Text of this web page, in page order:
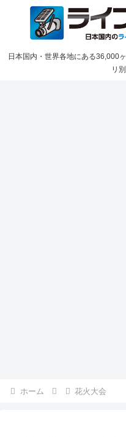
日本国内・世界各地にある36,000
リ
ホーム 花火大会